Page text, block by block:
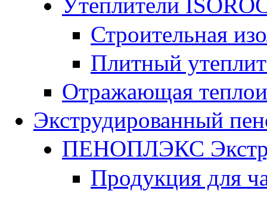
Утеплители
Строительная
Плитный
Отражающая
Экструдированный
ПЕНОПЛЭКС
Продукция для